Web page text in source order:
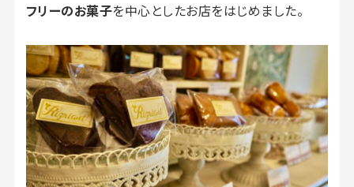
フリーのお菓子を中心としたお店をはじめました。